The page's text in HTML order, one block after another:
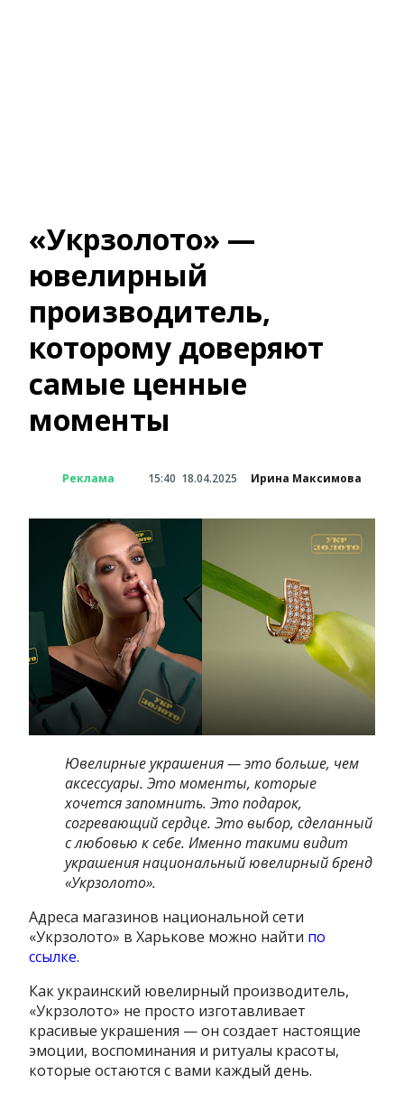
«Укрзолото» —
ювелирный
производитель,
которому доверяют
самые ценные
моменты
Реклама 15:40 18.04.2025 Ирина Максимова
Ювелирные украшения — это больше, чем
аксессуары. Это моменты, которые
хочется запомнить. Это подарок,
согревающий сердце. Это выбор, сделанный
с любовью к себе. Именно такими видит
украшения национальный ювелирный бренд
«Укрзолото».
Адреса магазинов национальной сети
«Укрзолото» в Харькове можно найти по
ссылке.
Как украинский ювелирный производитель,
«Укрзолото» не просто изготавливает
красивые украшения — он создает настоящие
эмоции, воспоминания и ритуалы красоты,
которые остаются с вами каждый день.